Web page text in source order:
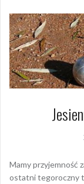
Mamy przyjemność
ostatni tegoroczny